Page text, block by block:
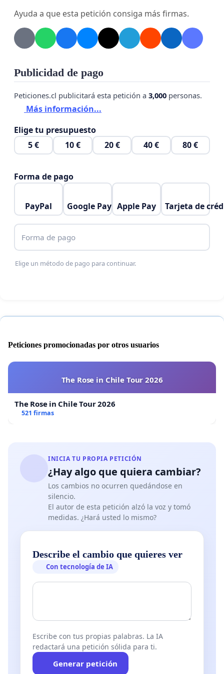
Ayuda a que esta petición consiga más firmas.
Publicidad de pago
Peticiones.cl publicitará esta petición a 3,000 personas.
Más información...
Elige tu presupuesto
5 €
10 € 20 € 40 € 80 €
Forma de pago
PayPal Google Pay Apple Pay Tarjeta de
Forma de pago
Elige un método de pago para continuar.
Peticiones promocionadas por otros usuarios
The Rose in Chile Tour 2026
The Rose in Chile Tour 2026
521 firmas
INICIA TU PROPIA PETICIÓN
¿Hay algo que quiera cambiar?
Los cambios no ocurren quedándose en
silencio.
El autor de esta petición alzó la voz y tomó
medidas. ¿Hará usted lo mismo?
Describe el cambio que quieres ver
Con tecnología de IA
Escribe con tus propias palabras. La IA
redactará una petición sólida para ti.
Generar petición